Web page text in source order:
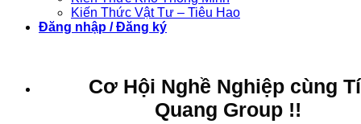
Kiến Thức Vật Tư – Tiêu Hao
Đăng nhập / Đăng ký
Cơ Hội Nghề Nghiệp cùng
Quang Group !!